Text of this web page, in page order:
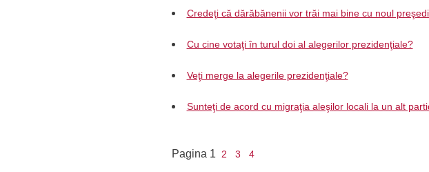
Credeţi că dărăbănenii vor trăi mai bine cu noul
Cu cine votaţi în turul doi al alegerilor prezidenţiale?
Veţi merge la alegerile prezidenţiale?
Sunteţi de acord cu migraţia aleşilor locali la un alt
Pagina 1 2 3 4